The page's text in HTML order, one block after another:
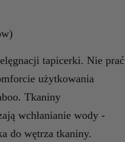
tapicerki. Nie prać
użytkowania
Tkaniny
wchłanianie wody -
do wętrza tkaniny.